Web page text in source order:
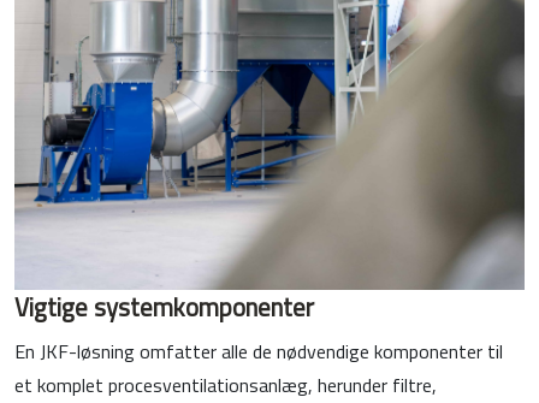
Vigtige systemkomponenter
En JKF-løsning omfatter alle de nødvendige komponenter til
et komplet procesventilationsanlæg, herunder filtre,